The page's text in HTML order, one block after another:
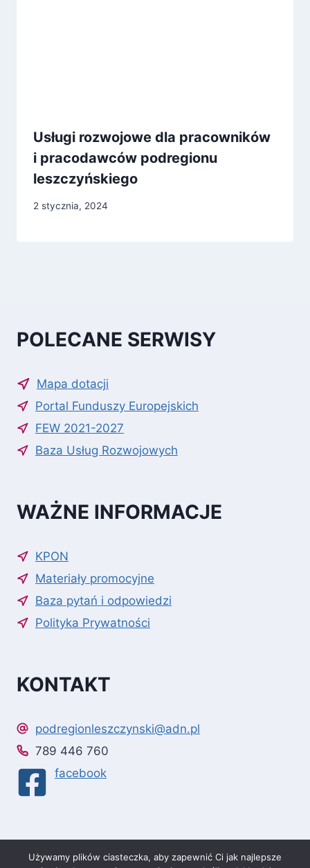
Usługi rozwojowe dla pracowników
i pracodawców podregionu
leszczyńskiego
2 stycznia, 2024
POLECANE SERWISY
Mapa dotacji
Portal Funduszy Europejskich
FEW 2021-2027
Baza Usług Rozwojowych
WAŻNE INFORMACJE
KPON
Materiały promocyjne
Baza pytań i odpowiedzi
Polityka Prywatności
KONTAKT
podregionleszczynski@adn.pl
789 446 760
facebook
Używamy plików ciasteczka, aby zapewnić Ci jak najlepsze